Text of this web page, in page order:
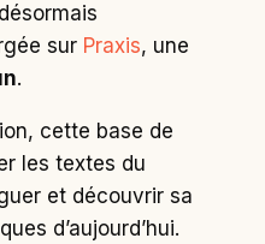
sur Praxis, une
.
cette base de
les textes du
et découvrir sa
d’aujourd’hui.